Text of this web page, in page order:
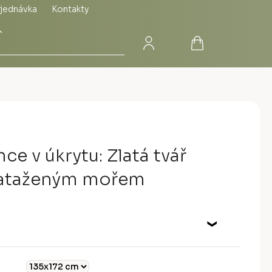
Kontakty
Hledat
Přihlášení Nákupní
v úkrytu: Zlatá tvář
mořem